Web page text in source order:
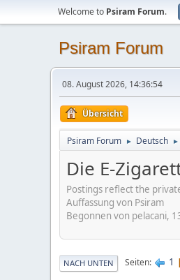
Welcome to Psiram Forum.
Psiram Forum
08. August 2026, 14:36:54
Übersicht
Psiram Forum ► Deutsch ►
Die E-
Postings reflect the
Auffassung von Psiram
Begonnen von pelacani,
NACH UNTEN Seiten 1